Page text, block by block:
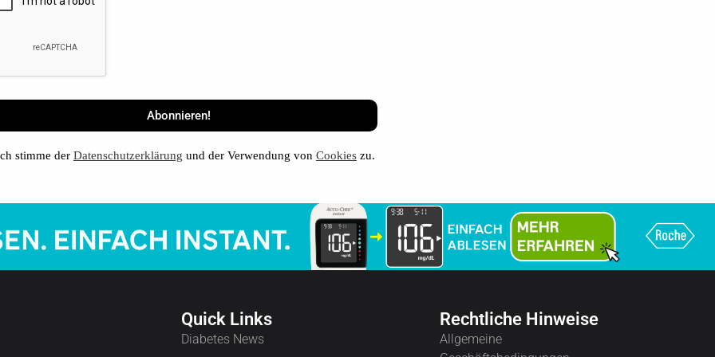
stimme der Datenschutzerklärung und der Verwendung von Cookies zu.
Quick Links
Diabetes News
Rechtliche Hinweise
Allgemeine